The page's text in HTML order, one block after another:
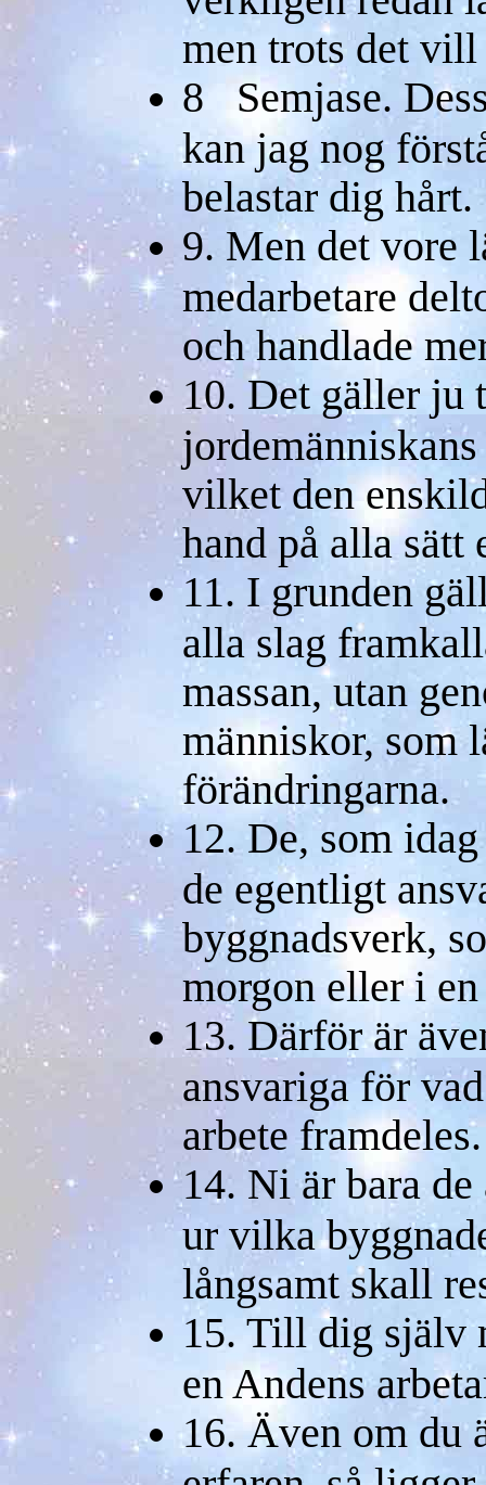
men trots det
8 Semjase.
kan jag nog
belastar dig hårt.
9. Men det vore
medarbetare
och handlade
10. Det gäller ju
vilket den
hand på alla sätt
11. I grunden
alla slag
massan, utan
människor, som
förändringarna.
12. De, som
de egentligt
byggnadsverk,
morgon eller i
13. Därför är
ansvariga för
arbete framdeles.
14. Ni är bara
ur vilka
långsamt skall
15. Till dig själv
en Andens
16. Även om du